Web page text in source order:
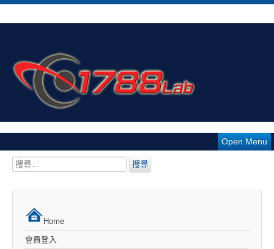
Open Menu
搜
搜尋
Home
會員登入